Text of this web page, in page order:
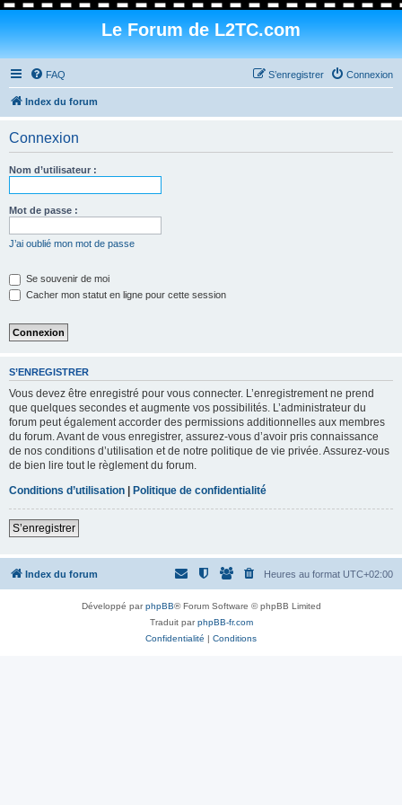
Le Forum de L2TC.com
FAQ Connexion
S’enregistrer
Index du forum
Connexion
Nom d’utilisateur :
Mot de passe :
J’ai oublié mon mot de passe
Se souvenir de moi
Cacher mon statut en ligne pour cette session
S’ENREGISTRER
Vous devez être enregistré pour vous connecter. L’enregistrement ne prend
que quelques secondes et augmente vos possibilités. L’administrateur du
forum peut également accorder des permissions additionnelles aux membres
du forum. Avant de vous enregistrer, assurez-vous d’avoir pris connaissance
de nos conditions d’utilisation et de notre politique de vie privée. Assurez-vous
de bien lire tout le règlement du forum.
Conditions d’utilisation | Politique de confidentialité
S’enregistrer
Index du forum Heures au format UTC+02:00
Développé parphpBB® Forum Software © phpBB Limited
Traduit parphpBB-fr.com
Confidentialité | Conditions